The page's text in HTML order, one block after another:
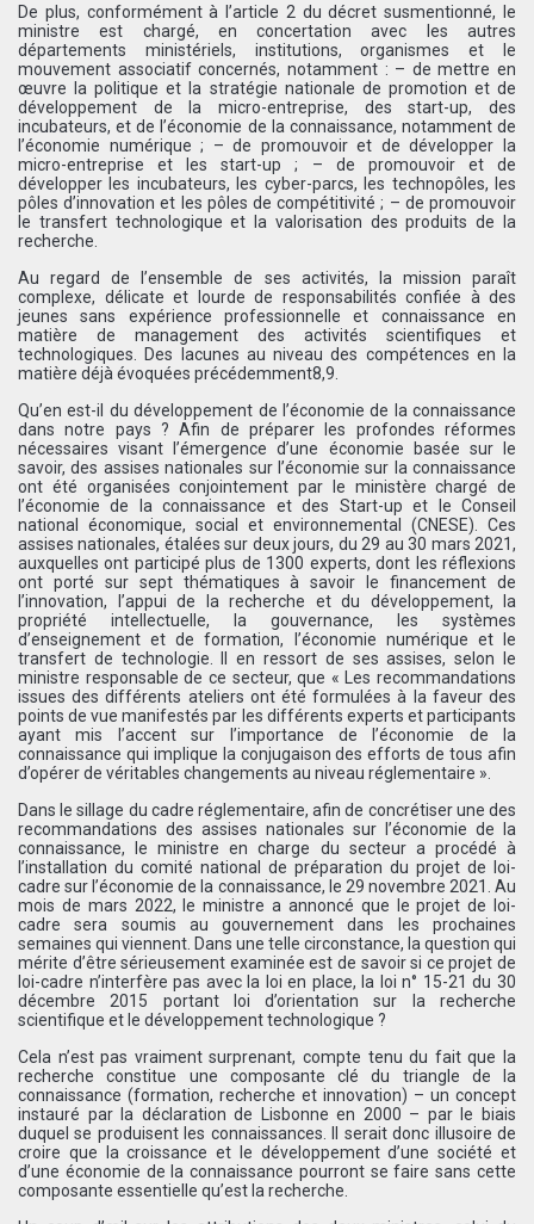
De plus, conformément à l’article 2 du décret susmentionné, le
ministre est chargé, en concertation avec les autres
départements ministériels, institutions, organismes et le
mouvement associatif concernés, notamment : – de mettre en
œuvre la politique et la stratégie nationale de promotion et de
développement de la micro-entreprise, des start-up, des
incubateurs, et de l’économie de la connaissance, notamment de
l’économie numérique ; – de promouvoir et de développer la
micro-entreprise et les start-up ; – de promouvoir et de
développer les incubateurs, les cyber-parcs, les technopôles, les
pôles d’innovation et les pôles de compétitivité ; – de promouvoir
le transfert technologique et la valorisation des produits de la
recherche.
Au regard de l’ensemble de ses activités, la mission paraît
complexe, délicate et lourde de responsabilités confiée à des
jeunes sans expérience professionnelle et connaissance en
matière de management des activités scientifiques et
technologiques. Des lacunes au niveau des compétences en la
matière déjà évoquées précédemment8,9.
Qu’en est-il du développement de l’économie de la connaissance
dans notre pays ? Afin de préparer les profondes réformes
nécessaires visant l’émergence d’une économie basée sur le
savoir, des assises nationales sur l’économie sur la connaissance
ont été organisées conjointement par le ministère chargé de
l’économie de la connaissance et des Start-up et le Conseil
national économique, social et environnemental (CNESE). Ces
assises nationales, étalées sur deux jours, du 29 au 30 mars 2021,
auxquelles ont participé plus de 1300 experts, dont les réflexions
ont porté sur sept thématiques à savoir le financement de
l’innovation, l’appui de la recherche et du développement, la
propriété intellectuelle, la gouvernance, les systèmes
d’enseignement et de formation, l’économie numérique et le
transfert de technologie. Il en ressort de ses assises, selon le
ministre responsable de ce secteur, que « Les recommandations
issues des différents ateliers ont été formulées à la faveur des
points de vue manifestés par les différents experts et participants
ayant mis l’accent sur l’importance de l’économie de la
connaissance qui implique la conjugaison des efforts de tous afin
d’opérer de véritables changements au niveau réglementaire ».
Dans le sillage du cadre réglementaire, afin de concrétiser une des
recommandations des assises nationales sur l’économie de la
connaissance, le ministre en charge du secteur a procédé à
l’installation du comité national de préparation du projet de loi-
cadre sur l’économie de la connaissance, le 29 novembre 2021. Au
mois de mars 2022, le ministre a annoncé que le projet de loi-
cadre sera soumis au gouvernement dans les prochaines
semaines qui viennent. Dans une telle circonstance, la question qui
mérite d’être sérieusement examinée est de savoir si ce projet de
loi-cadre n’interfère pas avec la loi en place, la loi n° 15-21 du 30
décembre 2015 portant loi d’orientation sur la recherche
scientifique et le développement technologique ?
Cela n’est pas vraiment surprenant, compte tenu du fait que la
recherche constitue une composante clé du triangle de la
connaissance (formation, recherche et innovation) – un concept
instauré par la déclaration de Lisbonne en 2000 – par le biais
duquel se produisent les connaissances. Il serait donc illusoire de
croire que la croissance et le développement d’une société et
d’une économie de la connaissance pourront se faire sans cette
composante essentielle qu’est la recherche.